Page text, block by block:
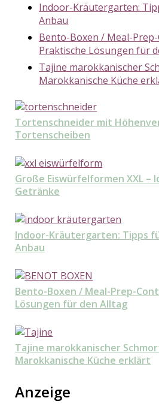
Indoor-Kräutergarten:
Anbau
Bento-Boxen / Meal-
Praktische Lösungen für
Tajine marokkanischer
Marokkanische Küche
Tortenschneider mit
Tortenscheiben
Große Eiswürfelformen XXL –
Getränke
Indoor-Kräutergarten: Tipps
Anbau
Bento-Boxen / Meal-Prep-
Lösungen für den Alltag
Tajine marokkanischer
Marokkanische Küche erklärt
Anzeige